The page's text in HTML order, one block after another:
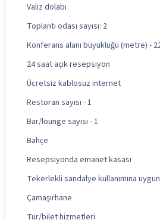
Valiz dolabı
Toplantı odası sayısı: 2
Konferans alanı büyüklüğü (metre) -
24 saat açık resepsiyon
Ücretsiz kablosuz internet
Restoran sayısı - 1
Bar/lounge sayısı - 1
Bahçe
Resepsiyonda emanet kasası
Tekerlekli sandalye kullanımına
Çamaşırhane
Tur/bilet hizmetleri